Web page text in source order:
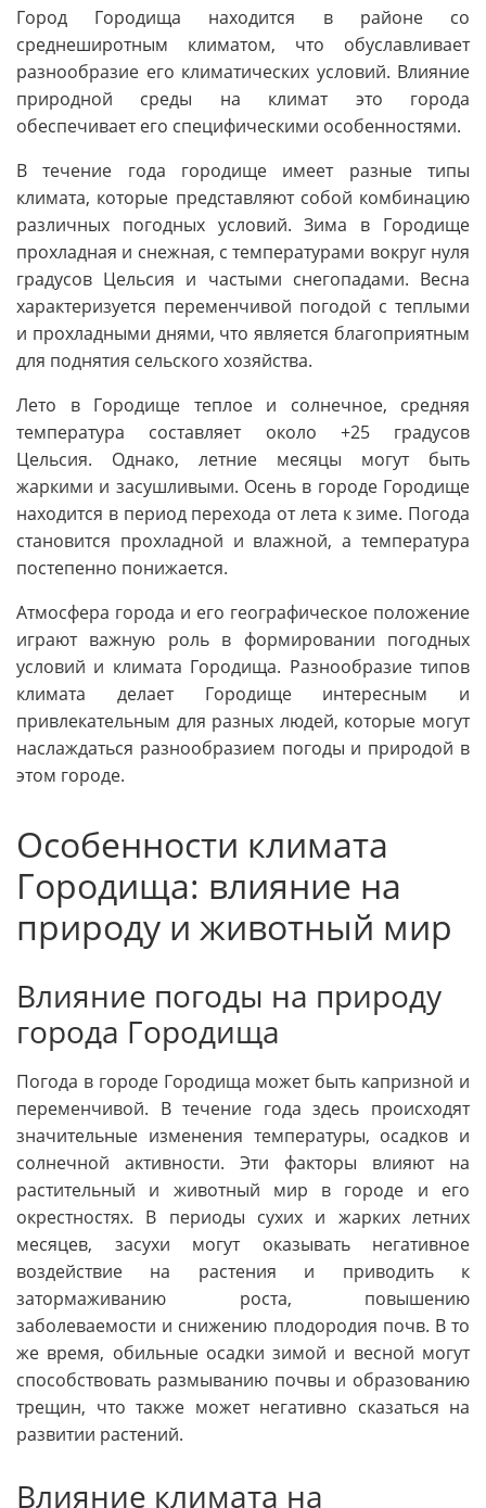
Город Городища находится в районе со
среднеширотным климатом, что обуславливает
разнообразие его климатических условий. Влияние
природной среды на климат это города
обеспечивает его специфическими особенностями.
В течение года городище имеет разные типы
климата, которые представляют собой комбинацию
различных погодных условий. Зима в Городище
прохладная и снежная, с температурами вокруг нуля
градусов Цельсия и частыми снегопадами. Весна
характеризуется переменчивой погодой с теплыми
и прохладными днями, что является благоприятным
для поднятия сельского хозяйства.
Лето в Городище теплое и солнечное, средняя
температура составляет около +25 градусов
Цельсия. Однако, летние месяцы могут быть
жаркими и засушливыми. Осень в городе Городище
находится в период перехода от лета к зиме. Погода
становится прохладной и влажной, а температура
постепенно понижается.
Атмосфера города и его географическое положение
играют важную роль в формировании погодных
условий и климата Городища. Разнообразие типов
климата делает Городище интересным и
привлекательным для разных людей, которые могут
наслаждаться разнообразием погоды и природой в
этом городе.
Особенности климата
Городища: влияние на
природу и животный мир
Влияние погоды на природу
города Городища
Погода в городе Городища может быть капризной и
переменчивой. В течение года здесь происходят
значительные изменения температуры, осадков и
солнечной активности. Эти факторы влияют на
растительный и животный мир в городе и его
окрестностях. В периоды сухих и жарких летних
месяцев, засухи могут оказывать негативное
воздействие на растения и приводить к
затормаживанию роста, повышению
заболеваемости и снижению плодородия почв. В то
же время, обильные осадки зимой и весной могут
способствовать размыванию почвы и образованию
трещин, что также может негативно сказаться на
развитии растений.
Влияние климата на